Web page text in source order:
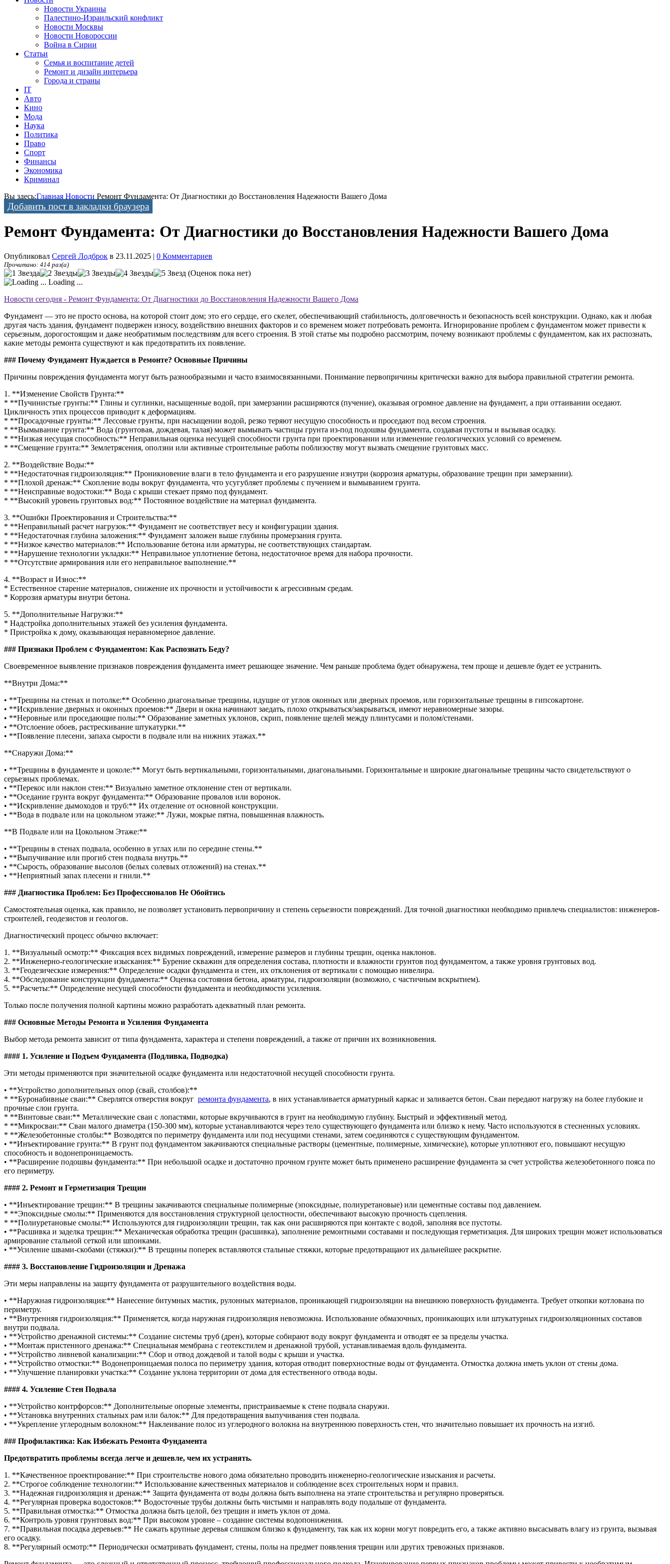
Новости Украины
Палестино-Израильский конфликт
Новости Москвы
Новости Новороссии
Война в Сирии
Статьи
Семья и воспитание детей
Ремонт и дизайн интерьера
Города и страны
IT
Авто
Кино
Мода
Наука
Политика
Право
Спорт
Финансы
Экономика
Криминал
Вы здесь:Главная Новости Ремонт Фундамента: От Диагностики до Восстановления Надежности Вашего Дома
Добавить пост в закладки браузера
Ремонт Фундамента: От Диагностики до Восстановления Надежности Вашего Дома
Опубликовал Сергей Лодброк в 23.11.2025 | 0 Комментариев
Прочитано: 414 раз(а)
(Оценок пока нет)
Loading ...
Новости сегодня - Ремонт Фундамента: От Диагностики до Восстановления Надежности Вашего Дома
Фундамент — это не просто основа, на которой стоит дом; это его сердце, его скелет, обеспечивающий стабильность, долговечность и безопасность всей конструкции. Однако, как и любая
другая часть здания, фундамент подвержен износу, воздействию внешних факторов и со временем может потребовать ремонта. Игнорирование проблем с фундаментом может привести к
серьезным, дорогостоящим и даже необратимым последствиям для всего строения. В этой статье мы подробно рассмотрим, почему возникают проблемы с фундаментом, как их распознать,
какие методы ремонта существуют и как предотвратить их появление.
### Почему Фундамент Нуждается в Ремонте? Основные Причины
Причины повреждения фундамента могут быть разнообразными и часто взаимосвязанными. Понимание первопричины критически важно для выбора правильной стратегии ремонта.
1. **Изменение Свойств Грунта:**
* **Пучинистые грунты:** Глины и суглинки, насыщенные водой, при замерзании расширяются (пучение), оказывая огромное давление на фундамент, а при оттаивании оседают.
Цикличность этих процессов приводит к деформациям.
* **Просадочные грунты:** Лессовые грунты, при насыщении водой, резко теряют несущую способность и проседают под весом строения.
* **Вымывание грунта:** Вода (грунтовая, дождевая, талая) может вымывать частицы грунта из-под подошвы фундамента, создавая пустоты и вызывая осадку.
* **Низкая несущая способность:** Неправильная оценка несущей способности грунта при проектировании или изменение геологических условий со временем.
* **Смещение грунта:** Землетрясения, оползни или активные строительные работы поблизоству могут вызвать смещение грунтовых масс.
2. **Воздействие Воды:**
* **Недостаточная гидроизоляция:** Проникновение влаги в тело фундамента и его разрушение изнутри (коррозия арматуры, образование трещин при замерзании).
* **Плохой дренаж:** Скопление воды вокруг фундамента, что усугубляет проблемы с пучением и вымыванием грунта.
* **Неисправные водостоки:** Вода с крыши стекает прямо под фундамент.
* **Высокий уровень грунтовых вод:** Постоянное воздействие на материал фундамента.
3. **Ошибки Проектирования и Строительства:**
* **Неправильный расчет нагрузок:** Фундамент не соответствует весу и конфигурации здания.
* **Недостаточная глубина заложения:** Фундамент заложен выше глубины промерзания грунта.
* **Низкое качество материалов:** Использование бетона или арматуры, не соответствующих стандартам.
* **Нарушение технологии укладки:** Неправильное уплотнение бетона, недостаточное время для набора прочности.
* **Отсутствие армирования или его неправильное выполнение.**
4. **Возраст и Износ:**
* Естественное старение материалов, снижение их прочности и устойчивости к агрессивным средам.
* Коррозия арматуры внутри бетона.
5. **Дополнительные Нагрузки:**
* Надстройка дополнительных этажей без усиления фундамента.
* Пристройка к дому, оказывающая неравномерное давление.
### Признаки Проблем с Фундаментом: Как Распознать Беду?
Своевременное выявление признаков повреждения фундамента имеет решающее значение. Чем раньше проблема будет обнаружена, тем проще и дешевле будет ее устранить.
**Внутри Дома:**
• **Трещины на стенах и потолке:** Особенно диагональные трещины, идущие от углов оконных или дверных проемов, или горизонтальные трещины в гипсокартоне.
• **Искривление дверных и оконных проемов:** Двери и окна начинают заедать, плохо открываться/закрываться, имеют неравномерные зазоры.
• **Неровные или проседающие полы:** Образование заметных уклонов, скрип, появление щелей между плинтусами и полом/стенами.
• **Отслоение обоев, растрескивание штукатурки.**
• **Появление плесени, запаха сырости в подвале или на нижних этажах.**
**Снаружи Дома:**
• **Трещины в фундаменте и цоколе:** Могут быть вертикальными, горизонтальными, диагональными. Горизонтальные и широкие диагональные трещины часто свидетельствуют о
серьезных проблемах.
• **Перекос или наклон стен:** Визуально заметное отклонение стен от вертикали.
• **Оседание грунта вокруг фундамента:** Образование провалов или воронок.
• **Искривление дымоходов и труб:** Их отделение от основной конструкции.
• **Вода в подвале или на цокольном этаже:** Лужи, мокрые пятна, повышенная влажность.
**В Подвале или на Цокольном Этаже:**
• **Трещины в стенах подвала, особенно в углах или по середине стены.**
• **Выпучивание или прогиб стен подвала внутрь.**
• **Сырость, образование высолов (белых солевых отложений) на стенах.**
• **Неприятный запах плесени и гнили.**
### Диагностика Проблем: Без Профессионалов Не Обойтись
Самостоятельная оценка, как правило, не позволяет установить первопричину и степень серьезности повреждений. Для точной диагностики необходимо привлечь специалистов: инженеров-
строителей, геодезистов и геологов.
Диагностический процесс обычно включает:
1. **Визуальный осмотр:** Фиксация всех видимых повреждений, измерение размеров и глубины трещин, оценка наклонов.
2. **Инженерно-геологические изыскания:** Бурение скважин для определения состава, плотности и влажности грунтов под фундаментом, а также уровня грунтовых вод.
3. **Геодезические измерения:** Определение осадки фундамента и стен, их отклонения от вертикали с помощью нивелира.
4. **Обследование конструкции фундамента:** Оценка состояния бетона, арматуры, гидроизоляции (возможно, с частичным вскрытием).
5. **Расчеты:** Определение несущей способности фундамента и необходимости усиления.
Только после получения полной картины можно разработать адекватный план ремонта.
### Основные Методы Ремонта и Усиления Фундамента
Выбор метода ремонта зависит от типа фундамента, характера и степени повреждений, а также от причин их возникновения.
#### 1. Усиление и Подъем Фундамента (Подливка, Подводка)
Эти методы применяются при значительной осадке фундамента или недостаточной несущей способности грунта.
• **Устройство дополнительных опор (свай, столбов):**
* **Буронабивные сваи:** Сверлятся отверстия вокруг ремонта фундамента, в них устанавливается арматурный каркас и заливается бетон. Сваи передают нагрузку на более глубокие и
прочные слои грунта.
* **Винтовые сваи:** Металлические сваи с лопастями, которые вкручиваются в грунт на необходимую глубину. Быстрый и эффективный метод.
* **Микросваи:** Сваи малого диаметра (150-300 мм), которые устанавливаются через тело существующего фундамента или близко к нему. Часто используются в стесненных условиях.
* **Железобетонные столбы:** Возводятся по периметру фундамента или под несущими стенами, затем соединяются с существующим фундаментом.
• **Инъектирование грунта:** В грунт под фундаментом закачиваются специальные растворы (цементные, полимерные, химические), которые уплотняют его, повышают несущую
способность и водонепроницаемость.
• **Расширение подошвы фундамента:** При небольшой осадке и достаточно прочном грунте может быть применено расширение фундамента за счет устройства железобетонного пояса по
его периметру.
#### 2. Ремонт и Герметизация Трещин
• **Инъектирование трещин:** В трещины закачиваются специальные полимерные (эпоксидные, полиуретановые) или цементные составы под давлением.
* **Эпоксидные смолы:** Применяются для восстановления структурной целостности, обеспечивают высокую прочность сцепления.
* **Полиуретановые смолы:** Используются для гидроизоляции трещин, так как они расширяются при контакте с водой, заполняя все пустоты.
• **Расшивка и заделка трещин:** Механическая обработка трещин (расшивка), заполнение ремонтными составами и последующая герметизация. Для широких трещин может использоваться
армирование стальной сеткой или шпонками.
• **Усиление швами-скобами (стяжки):** В трещины поперек вставляются стальные стяжки, которые предотвращают их дальнейшее раскрытие.
#### 3. Восстановление Гидроизоляции и Дренажа
Эти меры направлены на защиту фундамента от разрушительного воздействия воды.
• **Наружная гидроизоляция:** Нанесение битумных мастик, рулонных материалов, проникающей гидроизоляции на внешнюю поверхность фундамента. Требует откопки котлована по
периметру.
• **Внутренняя гидроизоляция:** Применяется, когда наружная гидроизоляция невозможна. Использование обмазочных, проникающих или штукатурных гидроизоляционных составов
внутри подвала.
• **Устройство дренажной системы:** Создание системы труб (дрен), которые собирают воду вокруг фундамента и отводят ее за пределы участка.
• **Монтаж пристенного дренажа:** Специальная мембрана с геотекстилем и дренажной трубой, устанавливаемая вдоль фундамента.
• **Устройство ливневой канализации:** Сбор и отвод дождевой и талой воды с крыши и участка.
• **Устройство отмостки:** Водонепроницаемая полоса по периметру здания, которая отводит поверхностные воды от фундамента. Отмостка должна иметь уклон от стены дома.
• **Улучшение планировки участка:** Создание уклона территории от дома для естественного отвода воды.
#### 4. Усиление Стен Подвала
• **Устройство контрфорсов:** Дополнительные опорные элементы, пристраиваемые к стене подвала снаружи.
• **Установка внутренних стальных рам или балок:** Для предотвращения выпучивания стен подвала.
• **Укрепление углеродным волокном:** Наклеивание полос из углеродного волокна на внутреннюю поверхность стен, что значительно повышает их прочность на изгиб.
### Профилактика: Как Избежать Ремонта Фундамента
Предотвратить проблемы всегда легче и дешевле, чем их устранять.
1. **Качественное проектирование:** При строительстве нового дома обязательно проводить инженерно-геологические изыскания и расчеты.
2. **Строгое соблюдение технологии:** Использование качественных материалов и соблюдение всех строительных норм и правил.
3. **Надежная гидроизоляция и дренаж:** Защита фундамента от воды должна быть выполнена на этапе строительства и регулярно проверяться.
4. **Регулярная проверка водостоков:** Водосточные трубы должны быть чистыми и направлять воду подальше от фундамента.
5. **Правильная отмостка:** Отмостка должна быть целой, без трещин и иметь уклон от дома.
6. **Контроль уровня грунтовых вод:** При высоком уровне – создание системы водопонижения.
7. **Правильная посадка деревьев:** Не сажать крупные деревья слишком близко к фундаменту, так как их корни могут повредить его, а также активно высасывать влагу из грунта, вызывая
его осадку.
8. **Регулярный осмотр:** Периодически осматривать фундамент, стены, полы на предмет появления трещин или других тревожных признаков.